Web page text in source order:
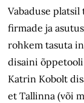
Vabaduse
firmade ja
rohkem tasuta
disaini õppetooli
Katrin Kobolt
et Tallinna (või